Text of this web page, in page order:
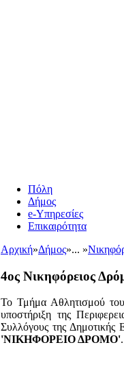
Πόλη
Δήμος
e-Υπηρεσίες
Επικαιρότητα
Αρχική»Δήμος»... »
4ος Νικηφόρειος
Το Τμήμα Αθλητισμού
υποστήριξη της
Συλλόγους της
'ΝΙΚΗΦΟΡΕΙΟ ΔΡΟΜΟ'.